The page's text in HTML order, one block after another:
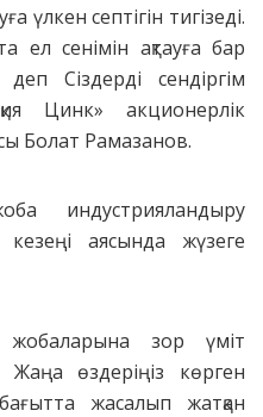
үлкен септігін тигізеді.
сенімін ақтауға бар
Сіздерді сендіргім
Цинк» акционерлік
Болат Рамазанов.
индустрияландыру
аясында жүзеге
жобаларына зор үміт
өздеріңіз көрген
жасалып жатқан